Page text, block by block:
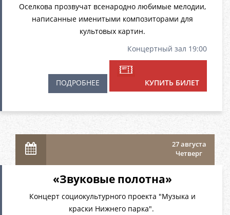
Оселкова прозвучат всенародно любимые мелодии,
написанные именитыми композиторами для
культовых картин.
Концертный зал 19:00
ПОДРОБНЕЕ КУПИТЬ БИЛЕТ
27 августа
Четверг
«Звуковые полотна»
Концерт социокультурного проекта "Музыка и
краски Нижнего парка".